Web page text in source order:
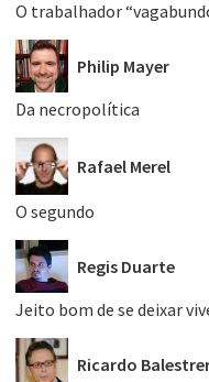
O trabalhador
Philip Mayer
Da necropolítica
Rafael Merel
O segundo
Regis Duarte
Jeito bom de se deixar
Ricardo